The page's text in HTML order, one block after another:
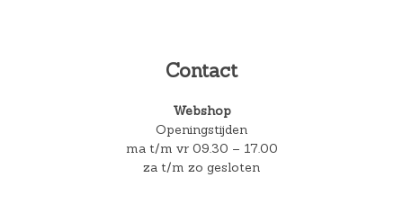
Contact
Webshop
Openingstijden
ma t/m vr 09.30 – 17.00
za t/m zo gesloten